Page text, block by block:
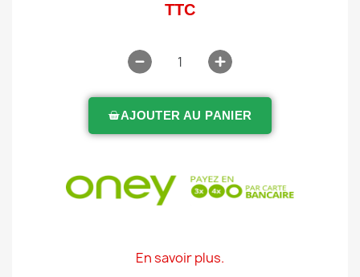
TTC
AJOUTER AU PANIER
En savoir plus.